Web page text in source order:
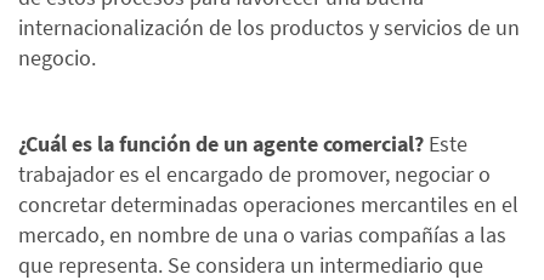
internacionalización de los productos y servicios de un
negocio.
¿Cuál es la función de un agente comercial? Este
trabajador es el encargado de promover, negociar o
concretar determinadas operaciones mercantiles en el
mercado, en nombre de una o varias compañías a las
que representa. Se considera un intermediario que